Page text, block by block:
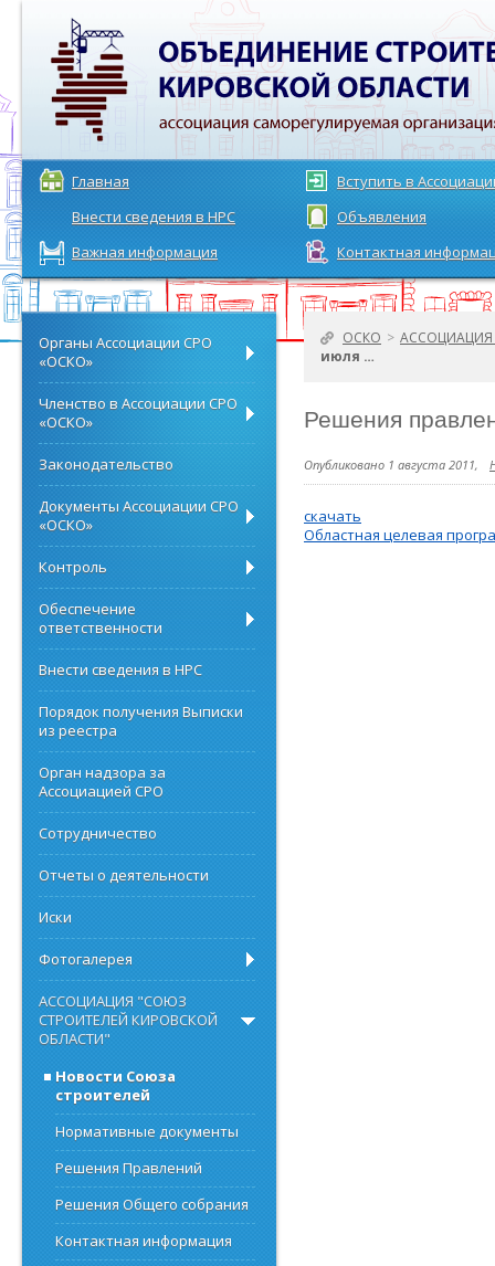
Главная
Вступить в
Внести сведения в НРС
Объявления
Важная информация
Контактная
ОСКО >
июля …
Решения
Опубликовано 1 августа 2011,
скачать
Областная целевая
Органы Ассоциации СРО
«ОСКО»
Членство в Ассоциации СРО
«ОСКО»
Законодательство
Документы Ассоциации СРО
«ОСКО»
Контроль
Обеспечение
ответственности
Внести сведения в НРС
Порядок получения Выписки
из реестра
Орган надзора за
Ассоциацией СРО
Сотрудничество
Отчеты о деятельности
Иски
Фотогалерея
АССОЦИАЦИЯ "СОЮЗ
СТРОИТЕЛЕЙ КИРОВСКОЙ
ОБЛАСТИ"
Новости Союза
строителей
Нормативные документы
Решения Правлений
Решения Общего собрания
Контактная информация